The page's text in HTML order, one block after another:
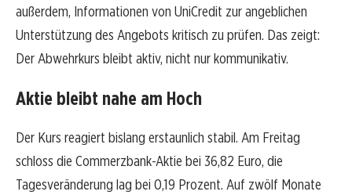
außerdem, Informationen von UniCredit zur angeblichen
Unterstützung des Angebots kritisch zu prüfen. Das zeigt:
Der Abwehrkurs bleibt aktiv, nicht nur kommunikativ.
Aktie bleibt nahe am Hoch
Der Kurs reagiert bislang erstaunlich stabil. Am Freitag
schloss die Commerzbank-Aktie bei 36,82 Euro, die
Tagesveränderung lag bei 0,19 Prozent. Auf zwölf Monate